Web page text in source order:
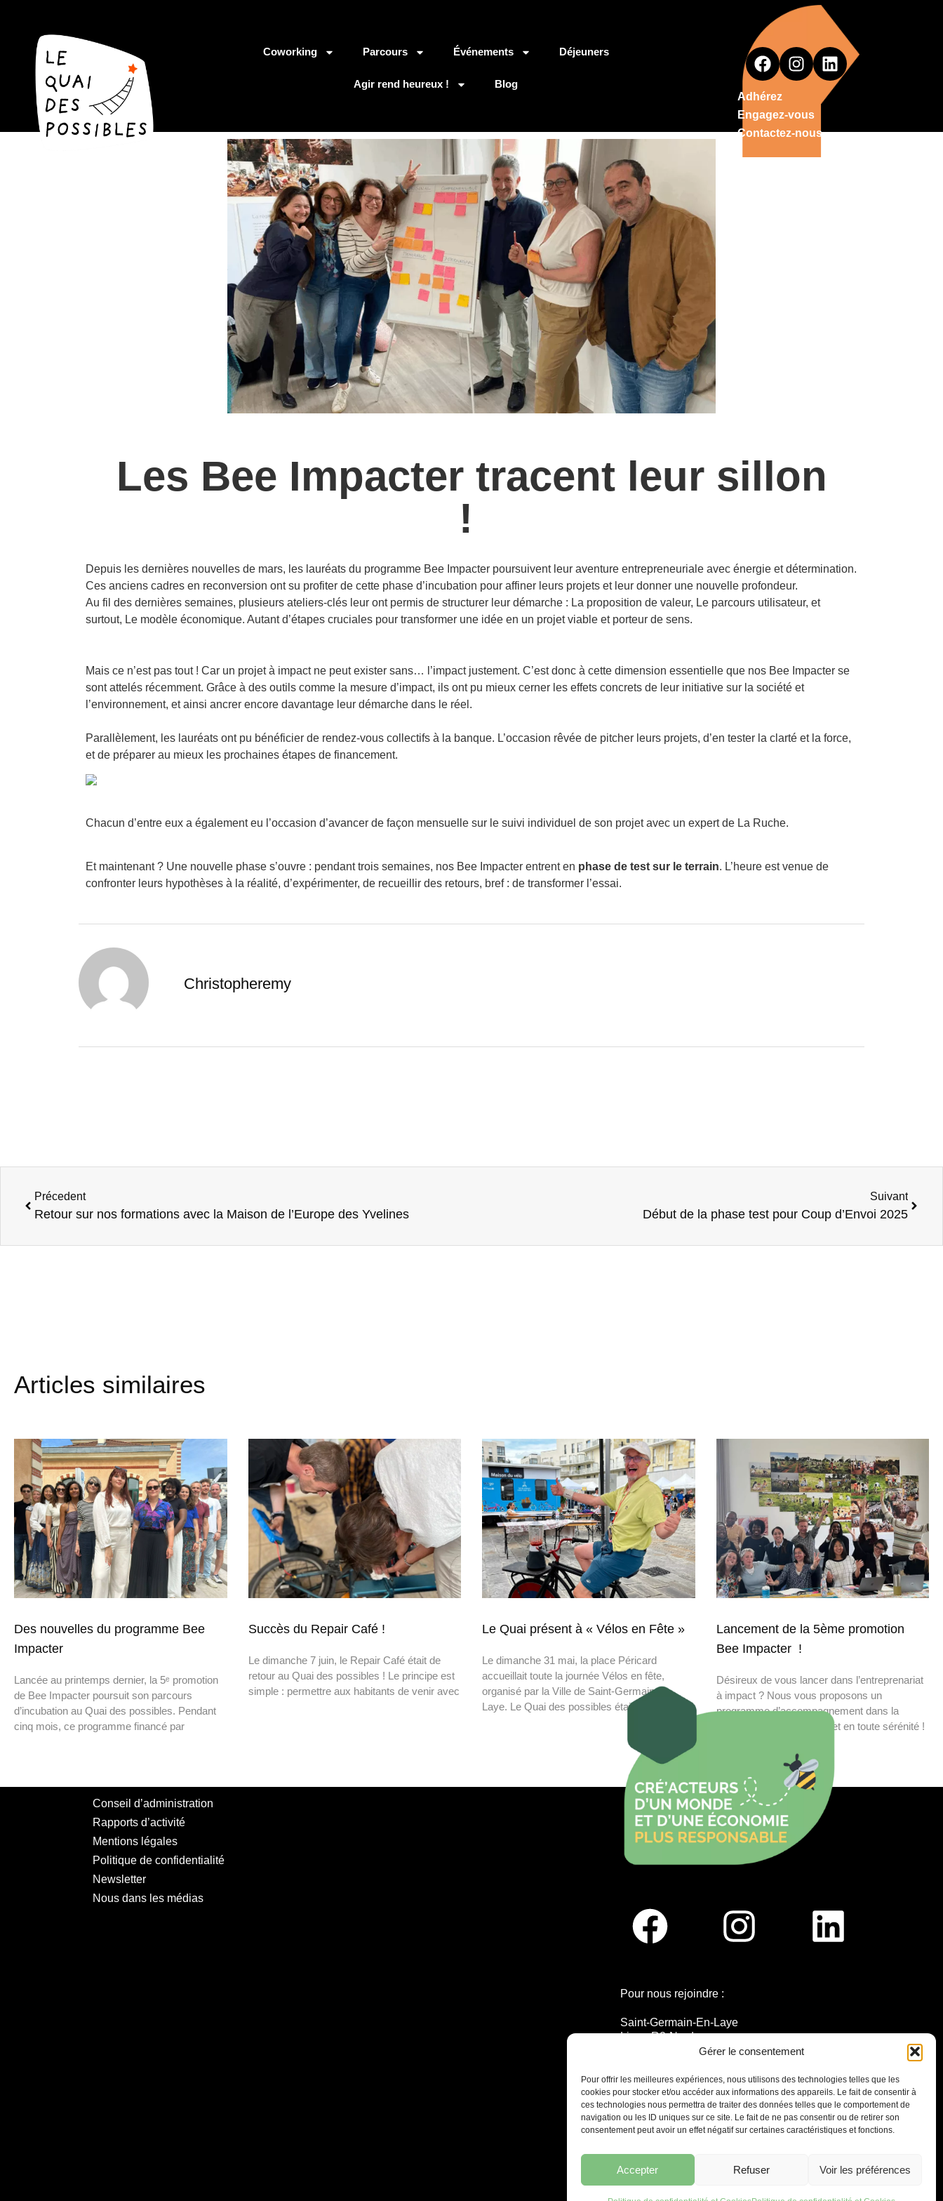
Gérer le consentement
Pour offrir les meilleures expériences, nous utilisons des technologies telles que les
cookies pour stocker et/ou accéder aux informations des appareils. Le fait de consentir à
ces technologies nous permettra de traiter des données telles que le comportement de
navigation ou les ID uniques sur ce site. Le fait de ne pas consentir ou de retirer son
consentement peut avoir un effet négatif sur certaines caractéristiques et fonctions.
Accepter Refuser Voir les préférences
Coworking Parcours Événements Déjeuners
Agir rend heureux !
Blog
Adhérez
Engagez-vous
Contactez-nous
Les Bee Impacter tracent leur sillon
!
Depuis les dernières nouvelles de mars, les lauréats du programme Bee Impacter poursuivent leur aventure entrepreneuriale avec énergie et détermination.
Ces anciens cadres en reconversion ont su profiter de cette phase d’incubation pour affiner leurs projets et leur donner une nouvelle profondeur.
Au fil des dernières semaines, plusieurs ateliers-clés leur ont permis de structurer leur démarche : La proposition de valeur, Le parcours utilisateur, et
surtout, Le modèle économique. Autant d’étapes cruciales pour transformer une idée en un projet viable et porteur de sens.
Mais ce n’est pas tout ! Car un projet à impact ne peut exister sans… l’impact justement. C’est donc à cette dimension essentielle que nos Bee Impacter se
sont attelés récemment. Grâce à des outils comme la mesure d’impact, ils ont pu mieux cerner les effets concrets de leur initiative sur la société et
l’environnement, et ainsi ancrer encore davantage leur démarche dans le réel.
Parallèlement, les lauréats ont pu bénéficier de rendez-vous collectifs à la banque. L’occasion rêvée de pitcher leurs projets, d’en tester la clarté et la force,
et de préparer au mieux les prochaines étapes de financement.
Chacun d’entre eux a également eu l’occasion d’avancer de façon mensuelle sur le suivi individuel de son projet avec un expert de La Ruche.
Et maintenant ? Une nouvelle phase s’ouvre : pendant trois semaines, nos Bee Impacter entrent en phase de test sur le terrain. L’heure est venue de
confronter leurs hypothèses à la réalité, d’expérimenter, de recueillir des retours, bref : de transformer l’essai.
Christopheremy
Précedent
Retour sur nos formations avec la Maison de l’Europe des Yvelines
Suivant
Début de la phase test pour Coup d’Envoi 2025
Articles similaires
Des nouvelles du programme Bee
Impacter
Lancée au printemps dernier, la 5ᵉ promotion
de Bee Impacter poursuit son parcours
d’incubation au Quai des possibles. Pendant
cinq mois, ce programme financé par
Succès du Repair Café !
Le dimanche 7 juin, le Repair Café était de
retour au Quai des possibles ! Le principe est
simple : permettre aux habitants de venir avec
Le Quai présent à « Vélos en Fête »
Le dimanche 31 mai, la place Péricard
accueillait toute la journée Vélos en fête,
organisé par la Ville de Saint-Germain-en-
Laye. Le Quai des possibles était
Lancement de la 5ème promotion
Bee Impacter !
Désireux de vous lancer dans l’entreprenariat
à impact ? Nous vous proposons un
programme d’accompagnement dans la
construction de votre projet en toute sérénité !
Conseil d’administration
Rapports d’activité
Mentions légales
Politique de confidentialité
Newsletter
Nous dans les médias
Pour nous rejoindre :
Saint-Germain-En-Laye
Ligne R2-Nord
7 place Christiane Frahier,
Ecrivez-nous !